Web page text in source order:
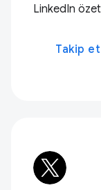
LinkedIn
Takip et